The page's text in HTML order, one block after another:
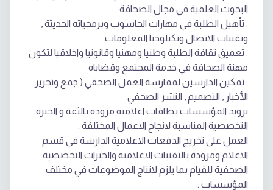
البحوث العلمية في مجال الصحافة
. تأهيل الطلبة في مهارات الحاسوب وبرمجياته الحديثة ,
وتقنيات الاتصال وتكنلوجيا المعلومات
. تعميق ثقافة الطلبة وطنيا ومهنيا وقانونيا واخلاقيا لتكون
مهنة الصحافة في خدمة المجتمع وقضاياه
. تمكين الدارسين لممارسة العمل الصحفي ( جمع وتحرير
الأخبار , التصميم , النشر الصحفي
تزويد المؤسسات بطاقات اعلامية مزودة بالثقة و الخبرة
التخصصية المناسبة لانجاح الاعمال المختلفة .
العمل على تخريج الدفعات الاعلامية الدارسة في قسم
الاعلام ومزودة بالتقنيات الاعلامية والخبرات التخصصية
الصحفية للقيام بما يلزم لانتاج الموضوعات في مختلف
المؤسسات .